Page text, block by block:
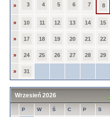
» 3 4 5 6 7 8
» 10 11 12 13 14 15
» 17 18 19 20 21 22
» 24 25 26 27 28 29
» 31
Wrzesień 2026
P W Ś C P S